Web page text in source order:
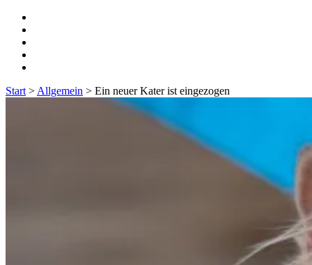
Start > Allgemein > Ein neuer Kater ist eingezogen